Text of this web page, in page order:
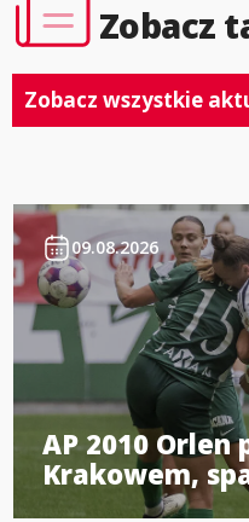
Zobacz
Zobacz wszystkie
09.08.2026
AP 2010 Orlen
Krakowem,